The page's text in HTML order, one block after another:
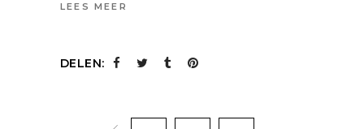
LEES MEER
DELEN: